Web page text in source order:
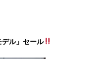
ル」セール